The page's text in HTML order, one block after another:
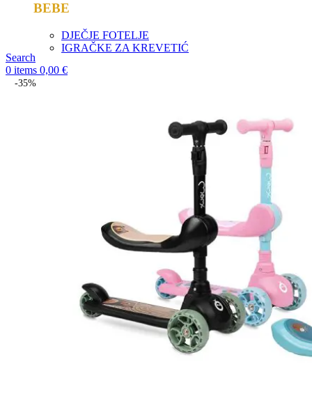
BEBE
DJEČJE FOTELJE
IGRAČKE ZA KREVETIĆ
Search
0 items 0,00 €
-35%